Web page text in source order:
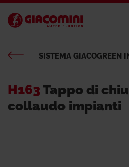
SISTEMA GIACOGREEN
H163 Tappo di
collaudo impianti